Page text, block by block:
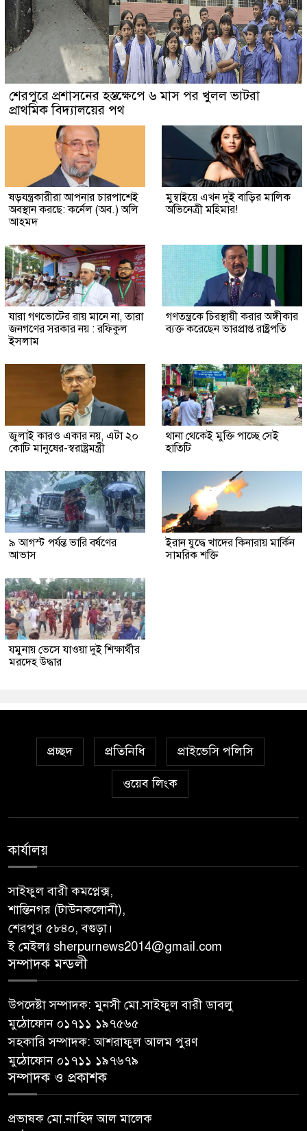
শেরপুরে প্রশাসনের হস্তক্ষেপে ৬ মাস পর খুলল ভাটরা
প্রাথমিক বিদ্যালয়ের পথ
ষড়যন্ত্রকারীরা আপনার চারপাশেই
অবস্থান করছে: কর্নেল (অব.) অলি
আহমদ
মুম্বাইয়ে এখন দুই বাড়ির মালিক
অভিনেত্রী মহিমার!
যারা গণভোটের রায় মানে না, তারা
জনগণের সরকার নয় : রফিকুল
ইসলাম
গণতন্ত্রকে চিরস্থায়ী করার অঙ্গীকার
ব্যক্ত করেছেন ভারপ্রাপ্ত রাষ্ট্রপতি
জুলাই কারও একার নয়, এটা ২০
কোটি মানুষের-স্বরাষ্ট্রমন্ত্রী
থানা থেকেই মুক্তি পাচ্ছে সেই
হাতিটি
৯ আগস্ট পর্যন্ত ভারি বর্ষণের
আভাস
ইরান যুদ্ধে খাদের কিনারায় মার্কিন
সামরিক শক্তি
যমুনায় ভেসে যাওয়া দুই শিক্ষার্থীর
মরদেহ উদ্ধার
প্রচ্ছদ প্রতিনিধি প্রাইভেসি পলিসি
ওয়েব লিংক
কার্যালয়
সাইফুল বারী কমপ্লেক্স,
শান্তিনগর (টাউনকলোনী),
শেরপুর ৫৮৪০, বগুড়া।
ই মেইলঃ sherpurnews2014@gmail.com
সম্পাদক মন্ডলী
উপদেষ্টা সম্পাদক: মুনসী মো.সাইফুল বারী ডাবলু
মুঠোফোন ০১৭১১ ১৯৭৫৬৫
সহকারি সম্পাদক: আশরাফুল আলম পুরণ
মুঠোফোন ০১৭১১ ১৯৭৬৭৯
সম্পাদক ও প্রকাশক
প্রভাষক মো.নাহিদ আল মালেক